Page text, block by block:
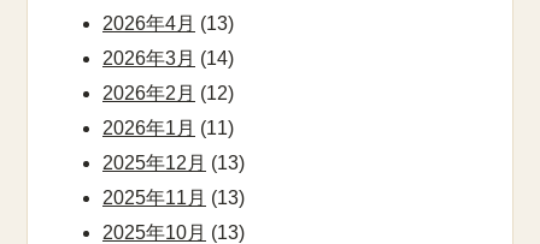
2026年4月 (13)
2026年3月 (14)
2026年2月 (12)
2026年1月 (11)
2025年12月 (13)
2025年11月 (13)
2025年10月 (13)